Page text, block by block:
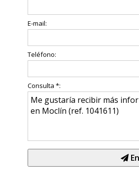
E-mail:
Teléfono:
Consulta *: